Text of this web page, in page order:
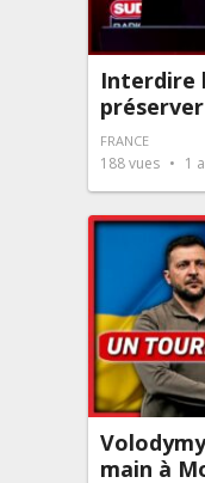
Interdire
FRANCE
188vues 1
main à